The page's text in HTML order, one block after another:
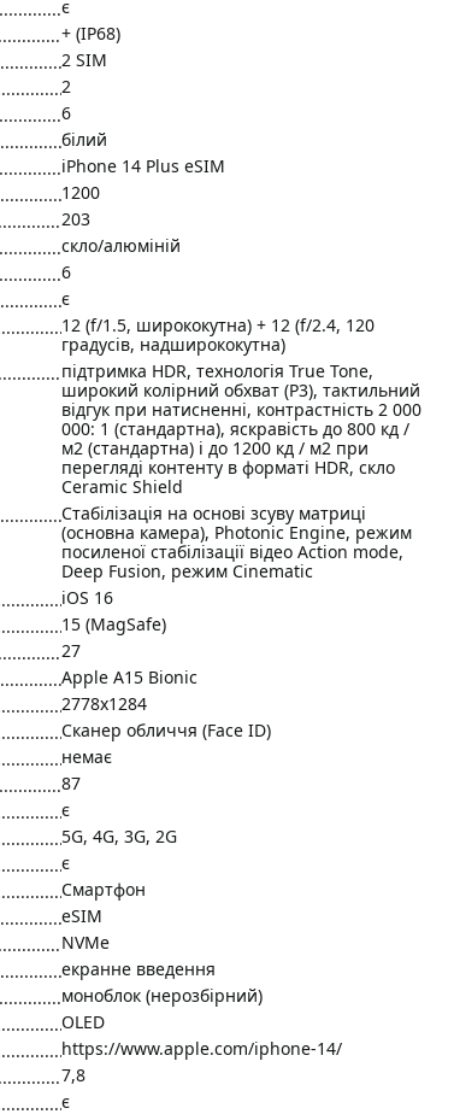
є
+ (IP68)
2 SIM
2
6
білий
iPhone 14 Plus eSIM
1200
203
скло/алюміній
6
є
12 (f/1.5, ширококутна) + 12 (f/2.4, 120
градусів, надширококутна)
підтримка HDR, технологія True Tone,
широкий колірний обхват (P3), тактильний
відгук при натисненні, контрастність 2 000
000: 1 (стандартна), яскравість до 800 кд /
м2 (стандартна) і до 1200 кд / м2 при
перегляді контенту в форматі HDR, скло
Ceramic Shield
Стабілізація на основі зсуву матриці
(основна камера), Photonic Engine, режим
посиленої стабілізації відео Action mode,
Deep Fusion, режим Cinematic
iOS 16
15 (MagSafe)
27
Apple A15 Bionic
2778x1284
Сканер обличчя (Face ID)
немає
87
є
5G, 4G, 3G, 2G
є
Смартфон
eSIM
NVMe
екранне введення
моноблок (нерозбірний)
OLED
https://www.apple.com/iphone-14/
7,8
є